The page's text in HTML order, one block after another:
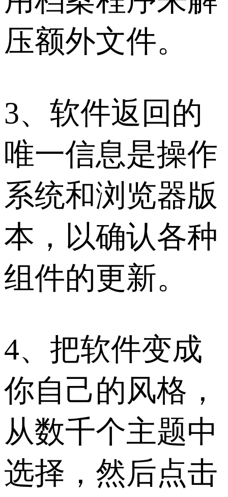
压额外文件。
3、软件返回的
唯一信息是操作
系统和浏览器版
本，以确认各种
组件的更新。
4、把软件变成
你自己的风格，
从数千个主题中
选择，然后点击